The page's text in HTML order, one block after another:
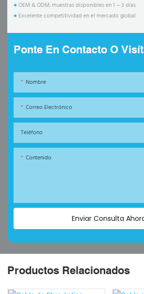
●OEM & ODM, muestras disponibles en 1 ~ 3 días.
● Excelente competitividad en el mercado global.
Ponte En Contacto O
Nombre
Correo Electrónico
Teléfono
Contenido
Enviar Consulta
Productos Relacionados